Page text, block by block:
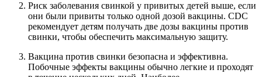
Риск заболевания свинкой у привитых детей выше, если
они были привиты только одной дозой вакцины. CDC
рекомендует детям получать две дозы вакцины против
свинки, чтобы обеспечить максимальную защиту.
Вакцина против свинки безопасна и эффективна.
Побочные эффекты вакцины обычно легкие и проходят